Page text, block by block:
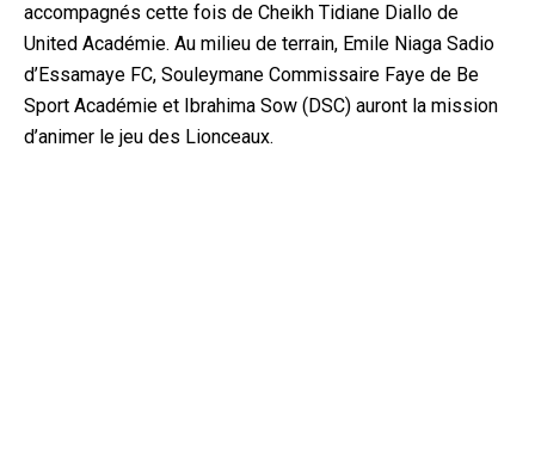
accompagnés cette fois de Cheikh Tidiane Diallo de
United Académie. Au milieu de terrain, Emile Niaga Sadio
d’Essamaye FC, Souleymane Commissaire Faye de Be
Sport Académie et Ibrahima Sow (DSC) auront la mission
d’animer le jeu des Lionceaux.